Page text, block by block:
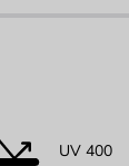
UV 400